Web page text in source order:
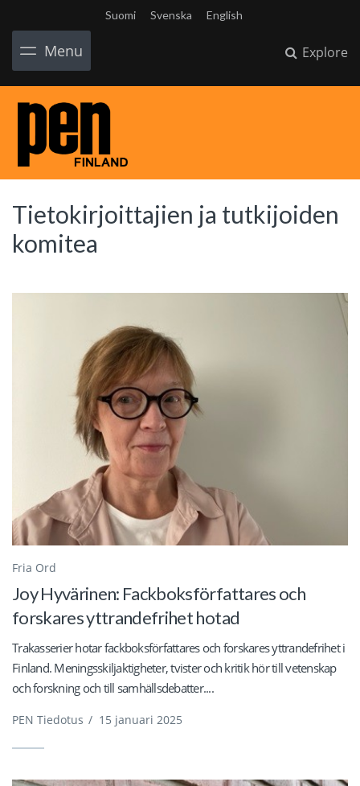
Suomi Svenska English
Menu Explore
Tietokirjoittajien ja tutkijoiden
komitea
Fria Ord
Joy Hyvärinen: Fackboksförfattares och
forskares yttrandefrihet hotad
Trakasserier hotar fackboksförfattares och forskares yttrandefrihet i
Finland. Meningsskiljaktigheter, tvister och kritik hör till vetenskap
och forskning och till samhällsdebatter....
PEN Tiedotus / 15 januari 2025